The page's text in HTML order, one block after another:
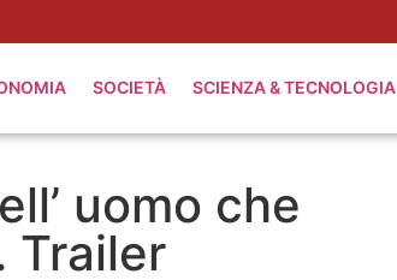
SOCIETÀ SCIENZA & TECNOLOGIA
uomo che
Trailer